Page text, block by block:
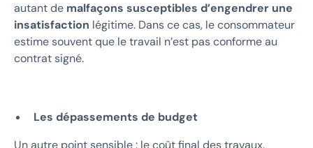
autant de malfaçons susceptibles d’engendrer une
insatisfaction légitime. Dans ce cas, le consommateur
estime souvent que le travail n’est pas conforme au
contrat signé.
Les dépassements de budget